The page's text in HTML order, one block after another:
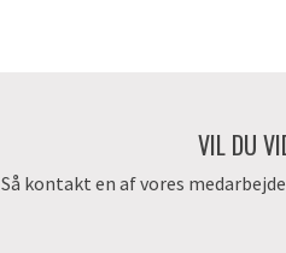
VIL DU
Så kontakt en af vores